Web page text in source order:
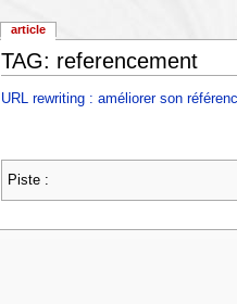
TAG: referencement
URL rewriting : améliorer son
Piste :
article